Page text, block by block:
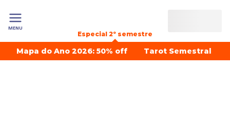
MENU
Especial 2º semestre
Mapa do Ano 2026: 50% off Tarot Semestral